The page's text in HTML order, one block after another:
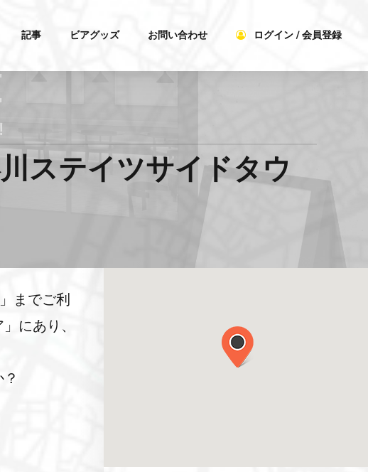
ログイン / 会員登録
記事 ビアグッズ お問い合わせ
ステイツサイドタウ
までご利
にあり、